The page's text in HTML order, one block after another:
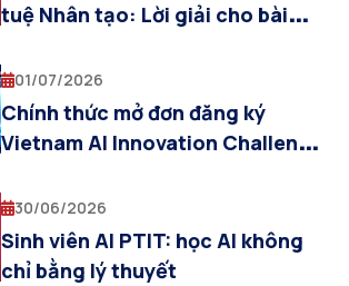
tuệ Nhân tạo: Lời giải cho bài
Khoa AI – PTIT
01/07/2026
Chính thức mở đơn đăng ký
Vietnam AI Innovation Challenge
30/06/2026
Sinh viên AI PTIT: học AI không
chỉ bằng lý thuyết